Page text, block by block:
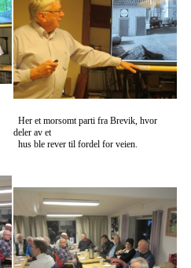
Her et morsomt parti fra Brevik, hvor
deler av et
hus ble rever til fordel for veien.